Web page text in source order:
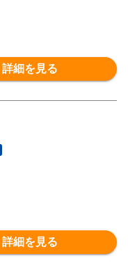
詳細を見る
詳細を見る